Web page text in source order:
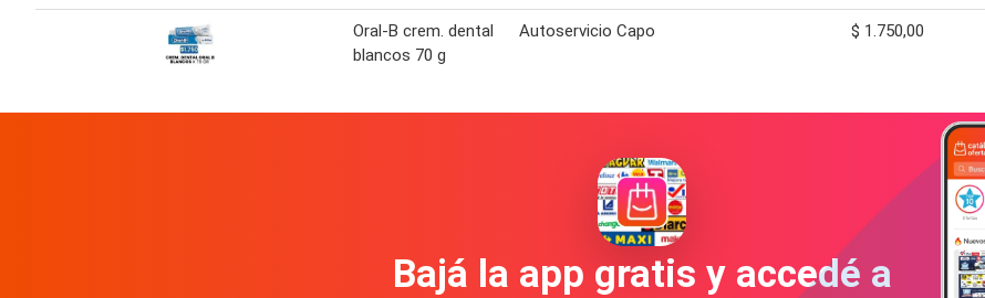
Oral-B crem. dental
blancos 70 g
Autoservicio Capo $ 1.750,00
Bajá la app gratis y accedé a